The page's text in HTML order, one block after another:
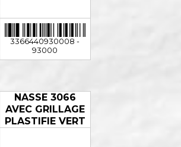
3366440930008 -
93000
NASSE 3066
AVEC GRILLAGE
PLASTIFIE VERT